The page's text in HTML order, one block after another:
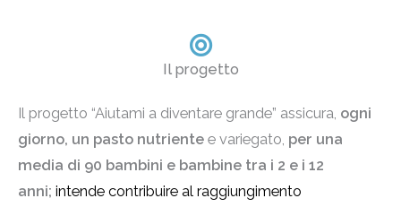
Il progetto
Il progetto “Aiutami a diventare grande” assicura, ogni
giorno, un pasto nutriente e variegato, per una
media di 90 bambini e bambine tra i 2 e i 12
anni; intende contribuire al raggiungimento